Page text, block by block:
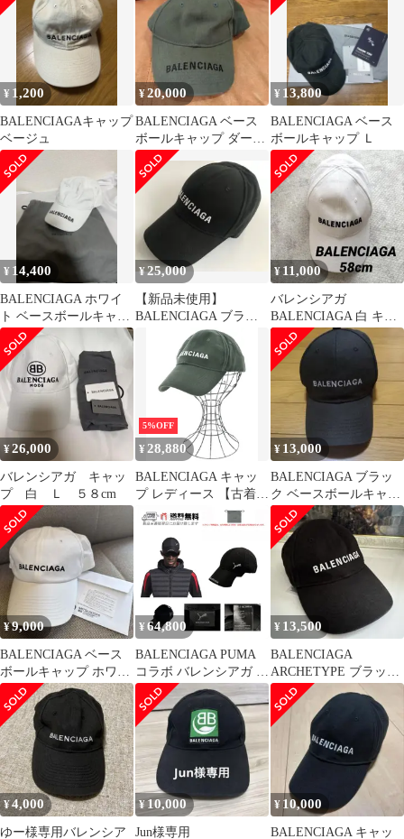
¥ 1,200
BALENCIAGAキャップ
ベージュ
¥20,000
BALENCIAGA ベース
ボールキャップ ダーク
グリーン
¥ 13,800
BALENCIAGA ベース
ボールキャップ Ｌ
¥ 14,400
BALENCIAGA ホワイ
ト ベースボールキャッ
プ
¥25,000
【新品未使用】
BALENCIAGA ブラッ
ク ベースボールキャッ
¥ 11,000
バレンシアガ
BALENCIAGA 白 キャ
ップ
¥26,000
バレンシアガ キャッ
プ 白 Ｌ ５８cm
5%OFF
¥ 28,880
BALENCIAGA キャッ
プ レディース 【古着】
【中古】【送料無料】
¥ 13,000
BALENCIAGA ブラッ
ク ベースボールキャッ
プ
¥9,000
BALENCIAGA ベース
ボールキャップ ホワイ
ト
¥ 64,800
BALENCIAGA PUMA
コラボ バレンシアガ プ
ーマ キャップ
BASEBALL CAP ロゴ
イタリア製 新品 ★
1063 ブラック M274-L..
¥ 13,500
BALENCIAGA
ARCHETYPE ブラック
キャップ
¥4,000
ゆー様専用バレンシア
¥ 10,000
Jun様専用
¥ 10,000
BALENCIAGA キャッ